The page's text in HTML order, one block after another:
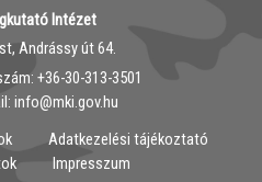
Intézet
Andrássy út 64.
‭+36-30-313-3501
info@mki.gov.hu
Adatkezelési tájékoztató
Impresszum